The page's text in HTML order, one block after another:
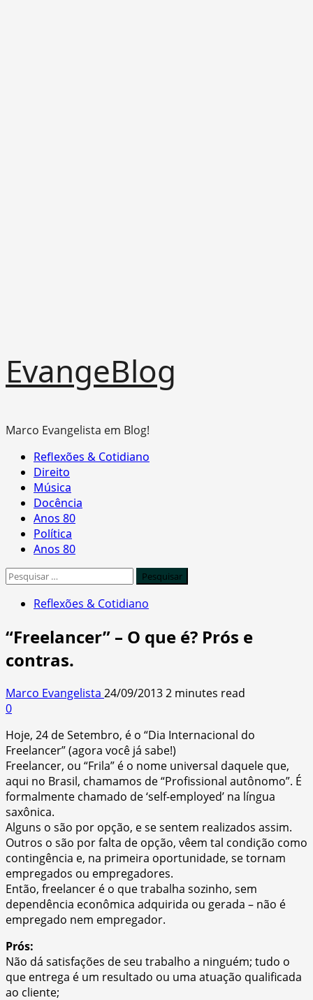
to
content
EvangeBlog
Marco Evangelista em Blog!
Primary
Menu
Reflexões & Cotidiano
Direito
Música
Docência
Anos 80
Política
Anos 80
Pesquisar
Reflexões & Cotidiano
“Freelancer” – O que é? Prós e
contras.
Marco Evangelista 24/09/20132 minutes read
0
Hoje, 24 de Setembro, é o “Dia Internacional do
Freelancer” (agora você já sabe!)
Freelancer, ou “Frila” é o nome universal daquele que,
aqui no Brasil, chamamos de “Profissional autônomo”. É
formalmente chamado de ‘self-employed’ na língua
saxônica.
Alguns o são por opção, e se sentem realizados assim.
Outros o são por falta de opção, vêem tal condição como
contingência e, na primeira oportunidade, se tornam
empregados ou empregadores.
Então, freelancer é o que trabalha sozinho, sem
dependência econômica adquirida ou gerada – não é
empregado nem empregador.
Prós:
Não dá satisfações de seu trabalho a ninguém; tudo o
que entrega é um resultado ou uma atuação qualificada
ao cliente;